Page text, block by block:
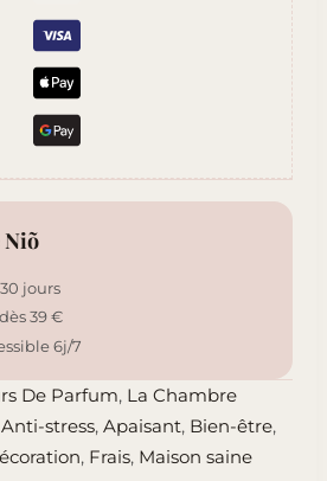
Niõ
jours
39 €
6j/7
De Parfum, La Chambre
Anti-stress, Apaisant, Bien-être,
, Frais, Maison saine